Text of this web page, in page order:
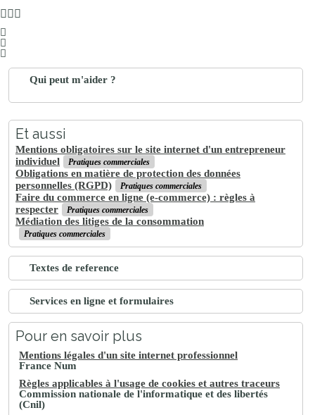
Qui peut m'aider ?
Et aussi
Mentions obligatoires sur le site internet d'un entrepreneur
individuel
Pratiques commerciales
Obligations en matière de protection des données
personnelles (RGPD)
Pratiques commerciales
Faire du commerce en ligne (e-commerce) : règles à
respecter
Pratiques commerciales
Médiation des litiges de la consommation
Pratiques commerciales
Textes de reference
Services en ligne et formulaires
Pour en savoir plus
Mentions légales d'un site internet professionnel
France Num
Règles applicables à l'usage de cookies et autres traceurs
Commission nationale de l'informatique et des libertés
(Cnil)